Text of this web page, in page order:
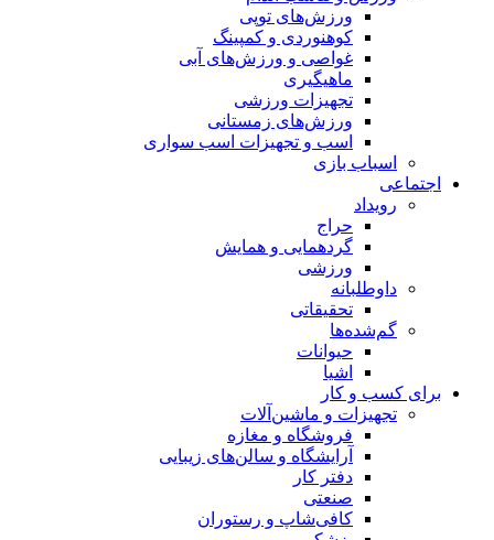
ورزش‌های توپی
کوهنوردی و کمپینگ
غواصی و ورزش‌های آبی
ماهیگیری
تجهیزات ورزشی
ورزش‌های زمستانی
اسب و تجهیزات اسب سواری
اسباب‌ بازی
اجتماعی
رویداد
حراج
گردهمایی و همایش
ورزشی
داوطلبانه
تحقیقاتی
گم‌شده‌ها
حیوانات
اشیا
برای کسب و کار
تجهیزات و ماشین‌آلات
فروشگاه و مغازه
آرایشگاه و سالن‌های زیبایی
دفتر کار
صنعتی
کافی‌شاپ و رستوران